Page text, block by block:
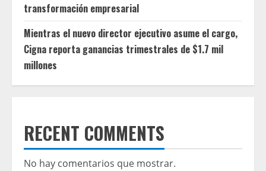
transformación empresarial
Mientras el nuevo director ejecutivo asume el cargo,
Cigna reporta ganancias trimestrales de $1.7 mil
millones
RECENT COMMENTS
No hay comentarios que mostrar.